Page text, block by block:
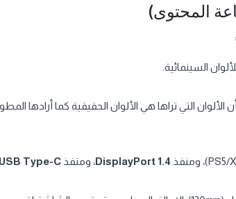
السينمائية.
الألوان التي تراها هي الألوان الحقيقية كما أرادها
DisplayPort 1.4، ومنفذ USB Type-C